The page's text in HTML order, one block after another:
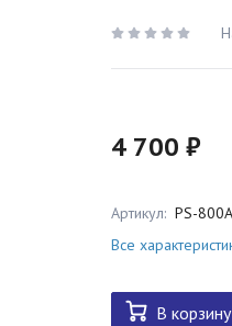
4 700 ₽
Артикул: PS-
Все
В корзину